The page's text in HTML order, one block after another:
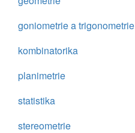
goniometrie a trigonometrie
kombinatorika
planimetrie
statistika
stereometrie